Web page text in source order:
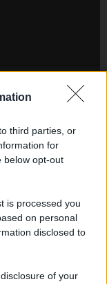
third parties, or
for
below opt-out
is processed you
on personal
disclosed to
of your